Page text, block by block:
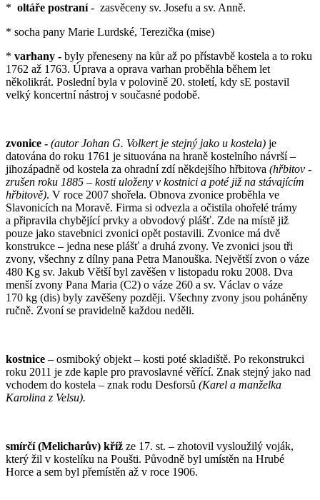
* oltáře postraní- zasvěceny sv. Josefu a sv. Anně.
* socha pany Marie Lurdské, Terezička (mise)
* varhany - byly přeneseny na kůr až po přístavbě kostela a to roku
1762 až 1763. Úprava a oprava varhan proběhla během let
několikrát. Poslední byla v polovině 20. století, kdy sE postavil
velký koncertní nástroj v současné podobě.
zvonice - (autor Johan G. Volkert je stejný jako u kostela) je
datována do roku 1761 je situována na hraně kostelního návrší –
jihozápadně od kostela za ohradní zdí někdejšího hřbitova (hřbitov -
zrušen roku 1885 – kosti uloženy v kostnici a poté již na stávajícím
hřbitově). V roce 2007 shořela. Obnova zvonice proběhla ve
Slavonicích na Moravě. Firma si odvezla a očistila ohořelé trámy
a připravila chybějící prvky a obvodový plášť. Zde na místě již
pouze jako stavebnici zvonici opět postavili. Zvonice má dvě
konstrukce – jedna nese plášť a druhá zvony. Ve zvonici jsou tři
zvony, všechny z dílny pana Petra Manouška. Největší zvon o váze
480 Kg sv. Jakub Větší byl zavěšen v listopadu roku 2008. Dva
menší zvony Pana Maria (C2) o váze 260 a sv. Václav o váze
170 kg (dis) byly zavěšeny později. Všechny zvony jsou poháněny
ručně. Zvoní se pravidelně každou neděli.
kostnice – osmiboký objekt – kosti poté skladiště. Po rekonstrukci
roku 2011 je zde kaple pro pravoslavné věřící. Znak stejný jako nad
vchodem do kostela – znak rodu Desforsů (Karel a manželka
Karolina z Velsu).
smírčí (Melicharův) kříž ze 17. st. – zhotovil vysloužilý voják,
který žil v kostelíku na Poušti. Původně byl umístěn na Hrubé
Horce a sem byl přemístěn až v roce 1906.